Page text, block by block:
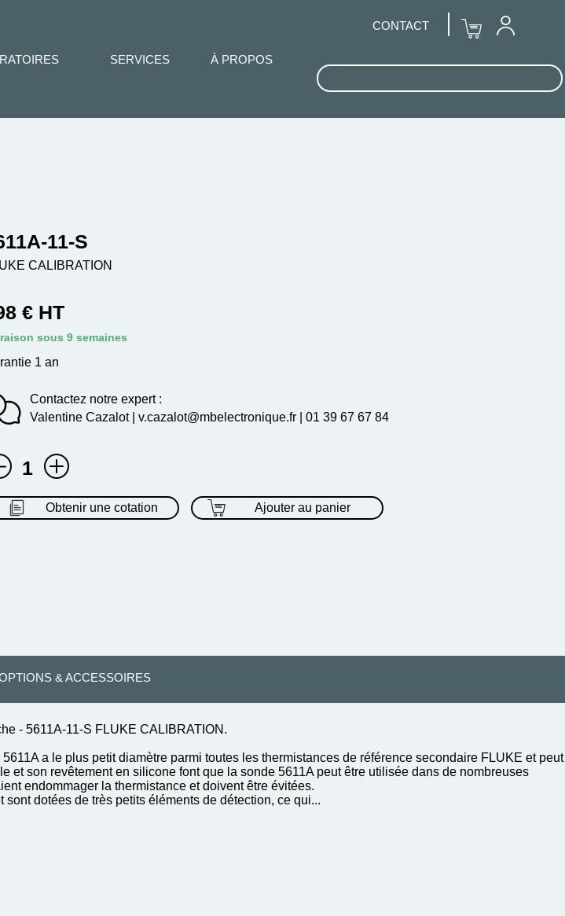
11-S
CALIBRATION
€ HT
1 an
sous 9 semaines
Contactez notre expert :
Valentine Cazalot | v.cazalot@mbelectronique.fr | 01 39 67 67 84
1
Obtenir une cotation Ajouter au panier
& ACCESSOIRES
- 5611A-11-S FLUKE CALIBRATION.
a le plus petit diamètre parmi toutes les thermistances de référence secondaire FLUKE et
son revêtement en silicone font que la sonde 5611A peut être utilisée dans de nombreuses
endommager la thermistance et doivent être évitées.
dotées de très petits éléments de détection, ce qui...
CONTACT
SERVICES À PROPOS